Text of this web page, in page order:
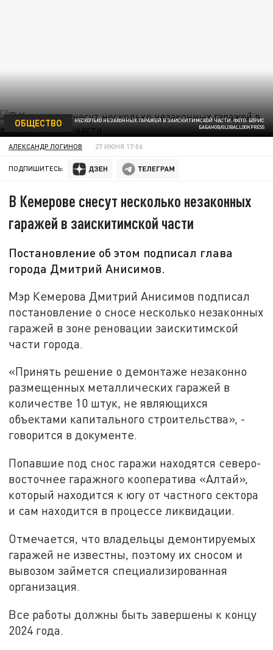
В КЕМЕРОВЕ СНЕСУТ НЕСКОЛЬКО НЕЗАКОННЫХ ГАРАЖЕЙ В ЗАИСКИТИМСКОЙ ЧАСТИ. ФОТО: БОРИС
БАБАНОВ/GLOBALLOOKPRESS
ОБЩЕСТВО
АЛЕКСАНДР ЛОГИНОВ 27 ИЮНЯ 17:06
ПОДПИШИТЕСЬ:
В Кемерове снесут несколько незаконных
гаражей в заискитимской части
Постановление об этом подписал глава
города Дмитрий Анисимов.
Мэр Кемерова Дмитрий Анисимов подписал
постановление о сносе несколько незаконных
гаражей в зоне реновации заискитимской
части города.
«Принять решение о демонтаже незаконно
размещенных металлических гаражей в
количестве 10 штук, не являющихся
объектами капитального строительства», -
говорится в документе.
Попавшие под снос гаражи находятся северо-
восточнее гаражного кооператива «Алтай»,
который находится к югу от частного сектора
и сам находится в процессе ликвидации.
Отмечается, что владельцы демонтируемых
гаражей не известны, поэтому их сносом и
вывозом займется специализированная
организация.
Все работы должны быть завершены к концу
2024 года.